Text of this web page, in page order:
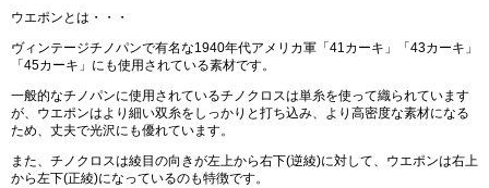
ウエポンとは・・・
ヴィンテージチノパンで有名な1940年代アメリカ軍「41カーキ」「43カーキ」
「45カーキ」にも使用されている素材です。
一般的なチノパンに使用されているチノクロスは単糸を使って織られています
が、ウエポンはより細い双糸をしっかりと打ち込み、より高密度な素材になる
ため、丈夫で光沢にも優れています。
また、チノクロスは綾目の向きが左上から右下(逆綾)に対して、ウエポンは右上
から左下(正綾)になっているのも特徴です。